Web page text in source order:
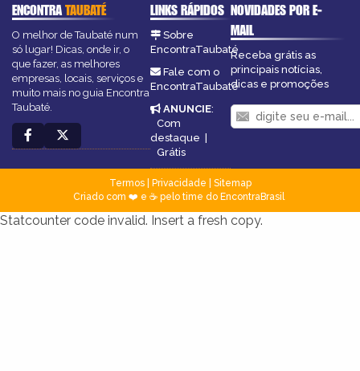
ENCONTRATAUBATÉ
O melhor de Taubaté num
só lugar! Dicas, onde ir, o
que fazer, as melhores
empresas, locais, serviços e
muito mais no guia Encontra
Taubaté.
LINKS RÁPIDOS
Sobre
EncontraTaubaté
Fale com o
EncontraTaubaté
ANUNCIE:
Com
destaque |
Grátis
NOVIDADES POR E-
MAIL
Receba grátis as
principais notícias,
dicas e promoções
Termos| Privacidade
Sitemap
Criado com ❤️ e ☕ pelo time do EncontraBrasil
Statcounter code invalid. Insert a fresh copy.